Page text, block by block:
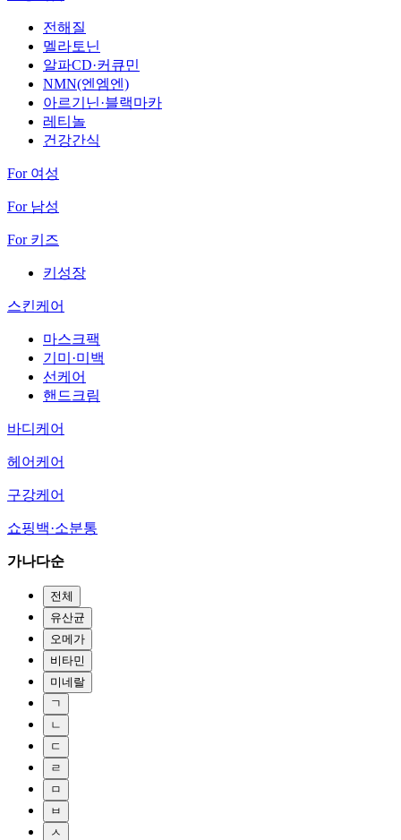
전해질
멜라토닌
알파CD·커큐민
NMN(엔엠엔)
아르기닌·블랙마카
레티놀
건강간식
For 여성
For 남성
For 키즈
키성장
스킨케어
마스크팩
기미·미백
선케어
핸드크림
바디케어
헤어케어
구강케어
쇼핑백·소분통
가나다순
전체
유산균
오메가
비타민
미네랄
ㄱ
ㄴ
ㄷ
ㄹ
ㅁ
ㅂ
ㅅ